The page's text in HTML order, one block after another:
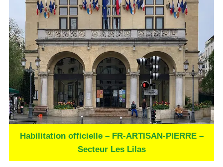
Habilitation officielle – FR-ARTISAN-PIERRE –
Secteur Les Lilas